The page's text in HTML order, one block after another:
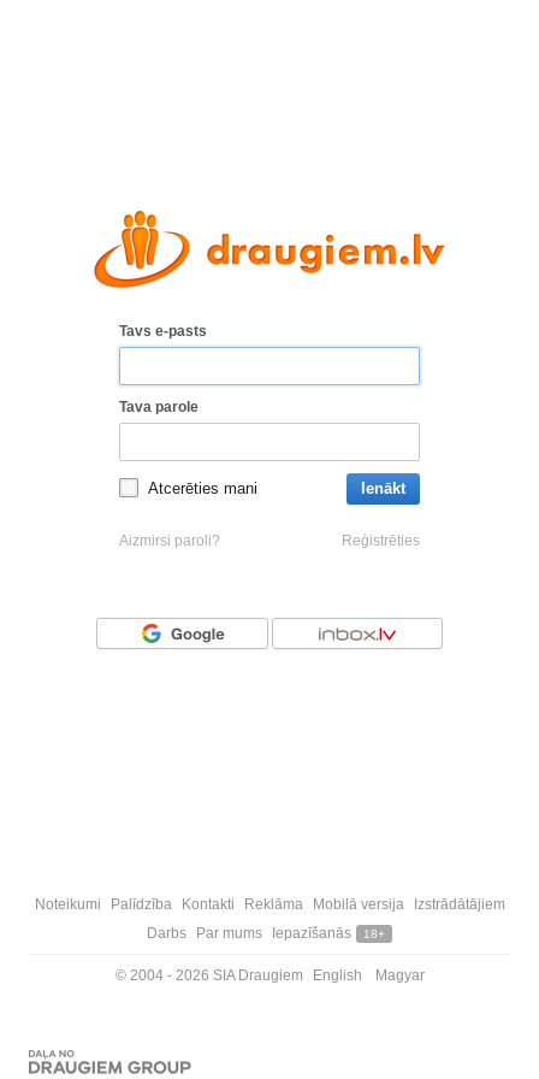
Tavs e-pasts
Tava parole
Atcerēties mani Ienākt
Aizmirsi paroli? Reģistrēties
Noteikumi Palīdzība Kontakti Reklāma Mobilā versija
Izstrādātājiem
Darbs
Par mums Iepazīšanās 18+
© 2004 - 2026 SIA Draugiem English Magyar